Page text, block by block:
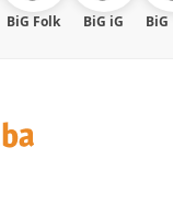
BiG Folk BiG iG BiG